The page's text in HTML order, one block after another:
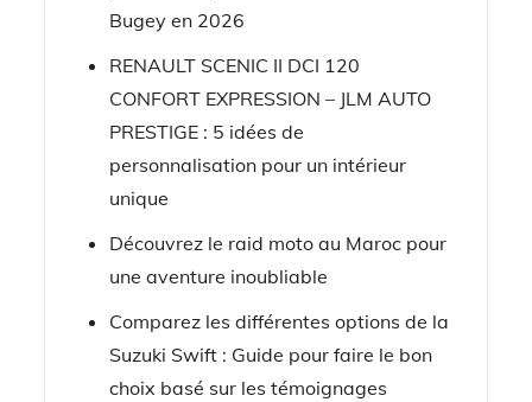
Bugey en 2026
RENAULT SCENIC II DCI 120
CONFORT EXPRESSION – JLM AUTO
PRESTIGE : 5 idées de
personnalisation pour un intérieur
unique
Découvrez le raid moto au Maroc pour
une aventure inoubliable
Comparez les différentes options de la
Suzuki Swift : Guide pour faire le bon
choix basé sur les témoignages